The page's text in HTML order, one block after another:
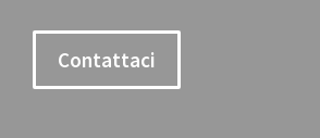
Contattaci